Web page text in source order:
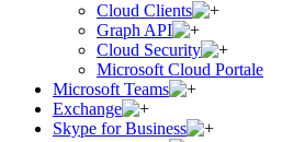
Cloud Clients
Graph API
Cloud Security
Microsoft Cloud Portale
Microsoft Teams
Exchange
Skype for Business